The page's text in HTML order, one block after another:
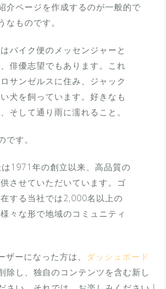
介ページを作成するのが一般的で
ものです。
バイク便のメッセンジャーと
俳優志望でもあります。これ
サンゼルスに住み、ジャック
犬を飼っています。好きなも
そして通り雨に濡れること。
です。
1971年の創立以来、高品質の
させていただいています。ゴ
する当社では2,000名以上の
々な形で地域のコミュニティ
ーになった方は、
ダッシュボード
除し、独自のコンテンツを含む新し